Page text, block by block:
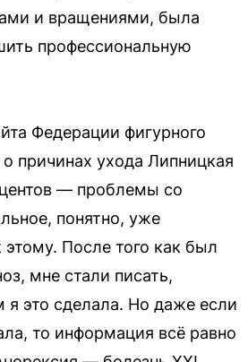
и вращениями, была
профессиональную
Федерации фигурного
о причинах ухода Липницкая
— проблемы со
понятно, уже
После того как был
мне стали писать,
я это сделала. Но даже если
то информация всё равно